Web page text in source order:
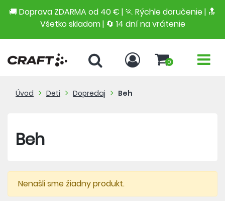
🚚 Doprava ZDARMA od 40 € | 🏃 Rýchle doručenie | 🔝
Všetko skladom | 🔄 14 dní na vrátenie
0
Úvod Deti Dopredaj Beh
Beh
Nenašli sme žiadny produkt.